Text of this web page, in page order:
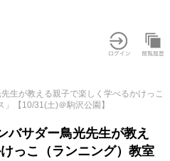
が教える親子で楽しく学べるかけっこ
」【10/31(土)＠駒沢公園】
サダー鳥光先生が教え
っこ（ランニング）教室